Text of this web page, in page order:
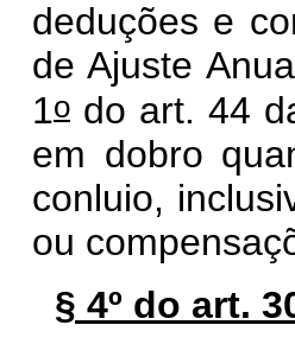
deduções e
de Ajuste
1odo art. 44
em dobro
conluio,
ou
§ 4º do art.